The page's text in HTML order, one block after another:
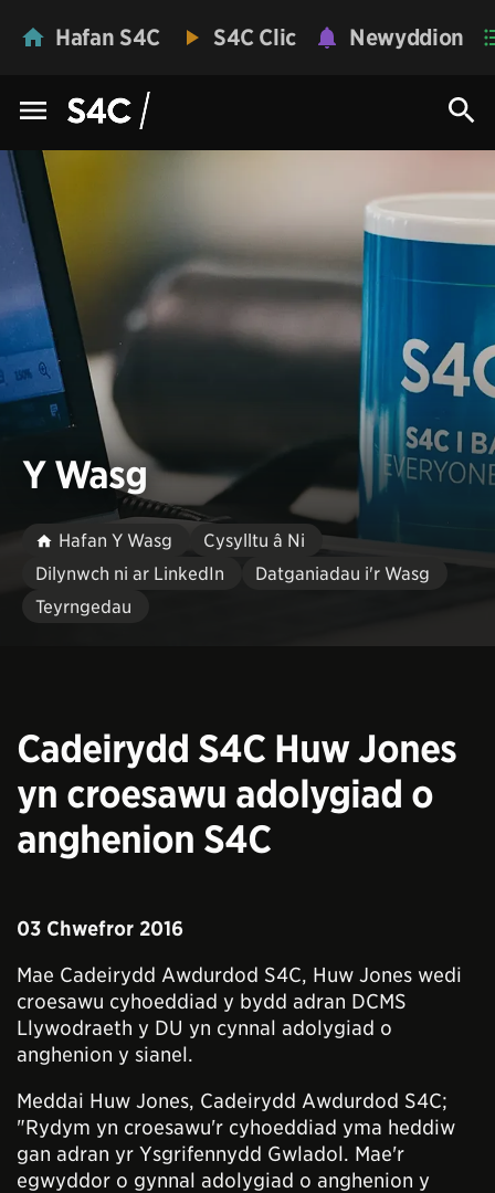
Hafan S4C S4C Clic Newyddion
Y Wasg
Hafan Y Wasg
Cysylltu â Ni
Dilynwch ni ar LinkedIn
Datganiadau i'r Wasg
Teyrngedau
Cadeirydd S4C Huw Jones
yn croesawu adolygiad o
anghenion S4C
03 Chwefror 2016
Mae Cadeirydd Awdurdod S4C, Huw Jones wedi
croesawu cyhoeddiad y bydd adran DCMS
Llywodraeth y DU yn cynnal adolygiad o
anghenion y sianel.
Meddai Huw Jones, Cadeirydd Awdurdod S4C;
"Rydym yn croesawu'r cyhoeddiad yma heddiw
gan adran yr Ysgrifennydd Gwladol. Mae'r
egwyddor o gynnal adolygiad o anghenion y